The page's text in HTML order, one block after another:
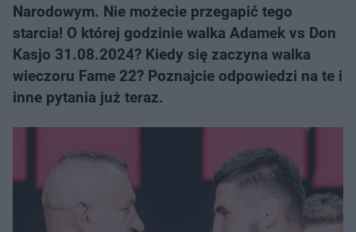
Narodowym. Nie możecie przegapić tego
starcia! O której godzinie walka Adamek vs Don
Kasjo 31.08.2024? Kiedy się zaczyna walka
wieczoru Fame 22? Poznajcie odpowiedzi na te i
inne pytania już teraz.